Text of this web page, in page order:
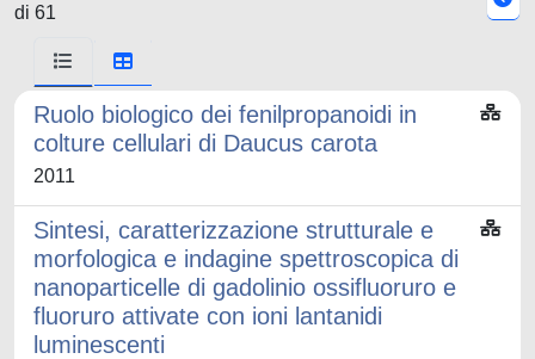
di 61
Ruolo biologico dei fenilpropanoidi in
colture cellulari di Daucus carota
2011
Sintesi, caratterizzazione strutturale e
morfologica e indagine spettroscopica di
nanoparticelle di gadolinio ossifluoruro e
fluoruro attivate con ioni lantanidi
luminescenti